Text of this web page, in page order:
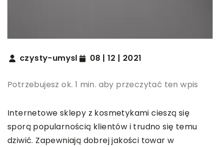
czysty-umysl 08 | 12 | 2021
Potrzebujesz ok. 1 min. aby przeczytać ten wpis
Internetowe sklepy z kosmetykami cieszą się
sporą popularnością klientów i trudno się temu
dziwić. Zapewniają dobrej jakości towar w